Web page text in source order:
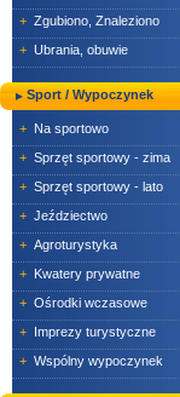
+ Zgubiono, Znaleziono
+ Ubrania, obuwie
Sport / Wypoczynek
+ Na sportowo
+ Sprzęt sportowy - zima
+ Sprzęt sportowy - lato
+ Jeździectwo
+ Agroturystyka
+ Kwatery prywatne
+ Ośrodki wczasowe
+ Imprezy turystyczne
+ Wspólny wypoczynek